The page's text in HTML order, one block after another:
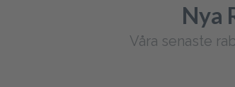
Nya
Våra senaste